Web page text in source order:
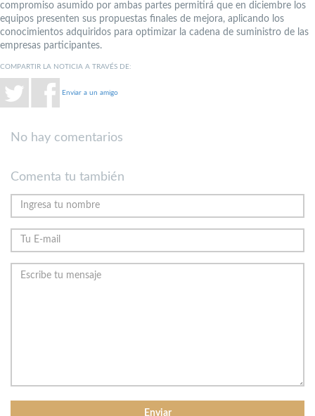
compromiso asumido por ambas partes permitirá que en diciembre los
equipos presenten sus propuestas finales de mejora, aplicando los
conocimientos adquiridos para optimizar la cadena de suministro de las
empresas participantes.
COMPARTIR LA NOTICIA A TRAVÉS DE:
Enviar a un amigo
No hay comentarios
Comenta tu también